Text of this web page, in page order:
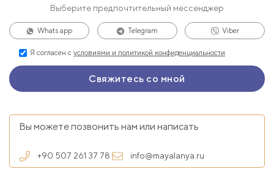
Выберите предпочтительный мессенджер
Whats app Telegram Viber
Я согласен с условиями и политикой конфиденциальности
Вы можете позвонить нам или написать
+90 507 261 37 78 info@mayalanya.ru